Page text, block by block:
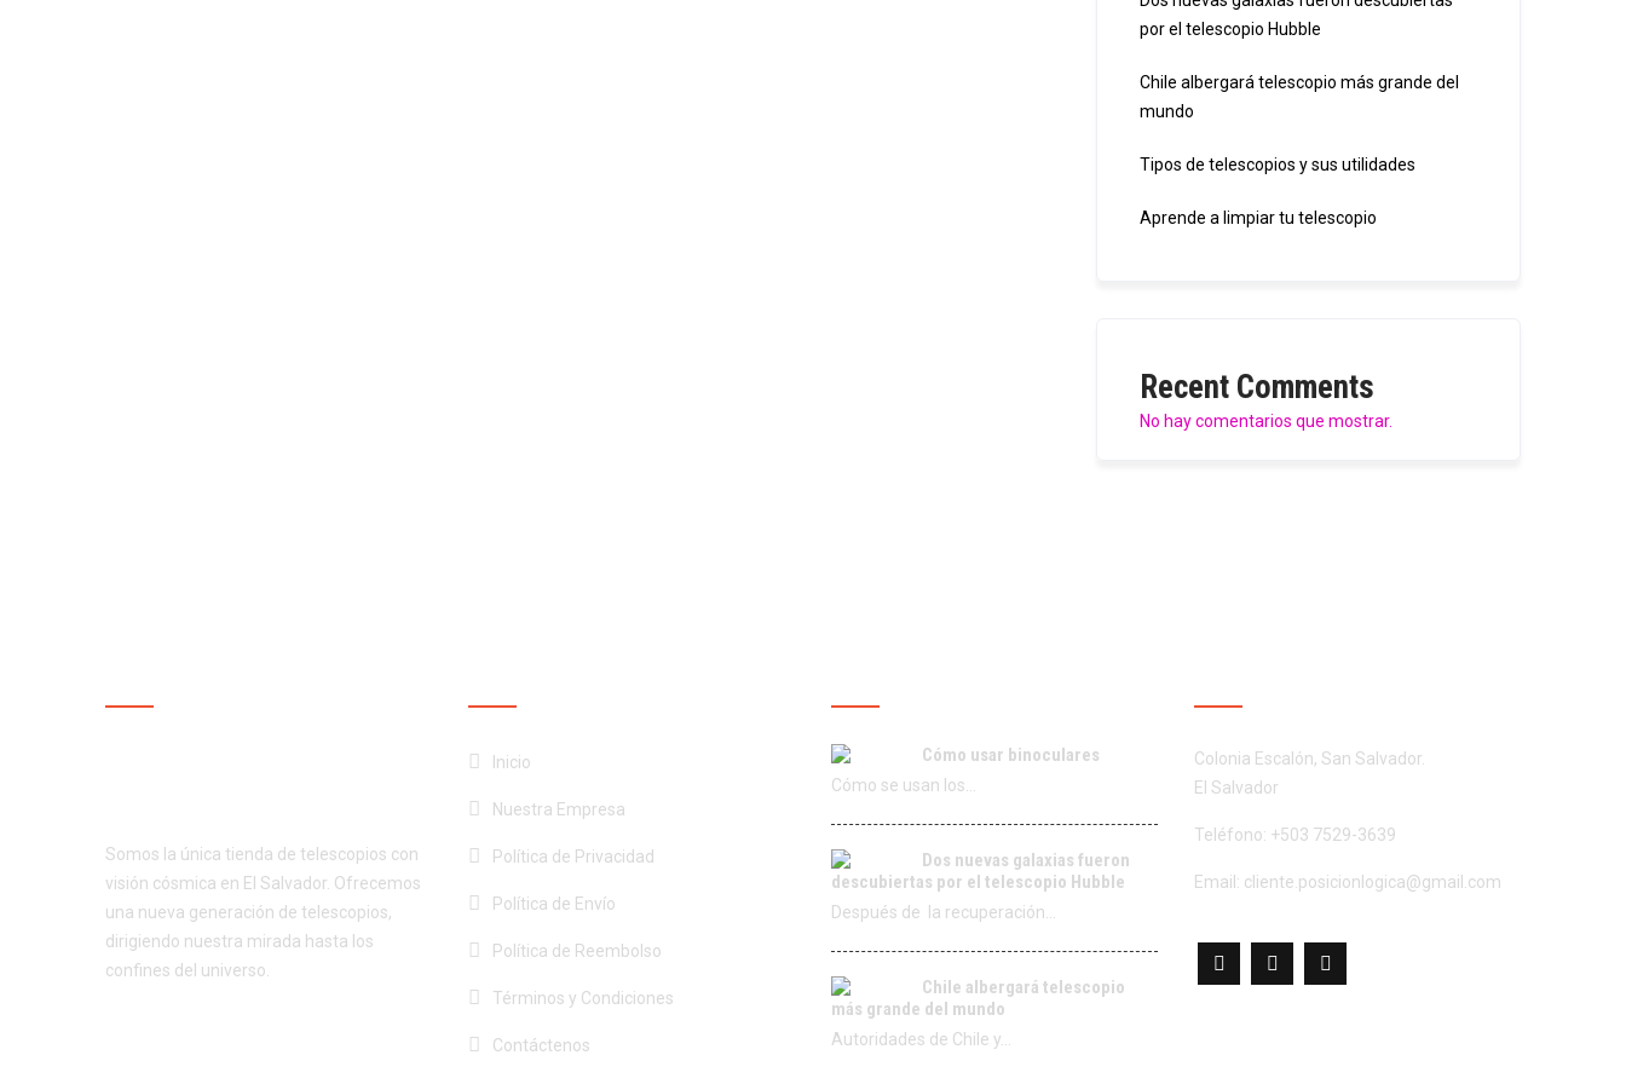
por el telescopio Hubble
Chile albergará telescopio más grande del
mundo
Tipos de telescopios y sus utilidades
Aprende a limpiar tu telescopio
Recent Comments
No hay comentarios que mostrar.
Somos la única tienda de telescopios con
visión cósmica en El Salvador. Ofrecemos
una nueva generación de telescopios,
dirigiendo nuestra mirada hasta los
confines del universo.
Inicio
Nuestra Empresa
Política de Privacidad
Política de Envío
Política de Reembolso
Términos y Condiciones
Contáctenos
Cómo usar binoculares
Cómo se usan los…
Dos nuevas galaxias fueron
descubiertas por el telescopio Hubble
Después de la recuperación…
Chile albergará telescopio
más grande del mundo
Autoridades de Chile y…
Colonia Escalón, San Salvador.
El Salvador
Teléfono: +503 7529-3639
Email: cliente.posicionlogica@gmail.com